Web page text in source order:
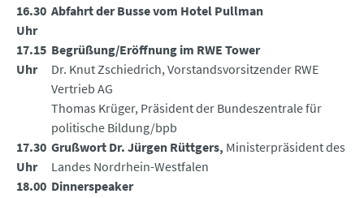
16.30
Uhr
Abfahrt der Busse vom Hotel Pullman
17.15
Uhr
Begrüßung/Eröffnung im RWE Tower
Dr. Knut Zschiedrich, Vorstandsvorsitzender RWE
Vertrieb AG
Thomas Krüger, Präsident der Bundeszentrale für
politische Bildung/bpb
17.30
Uhr
Grußwort Dr. Jürgen Rüttgers, Ministerpräsident des
Landes Nordrhein-Westfalen
18.00 Dinnerspeaker